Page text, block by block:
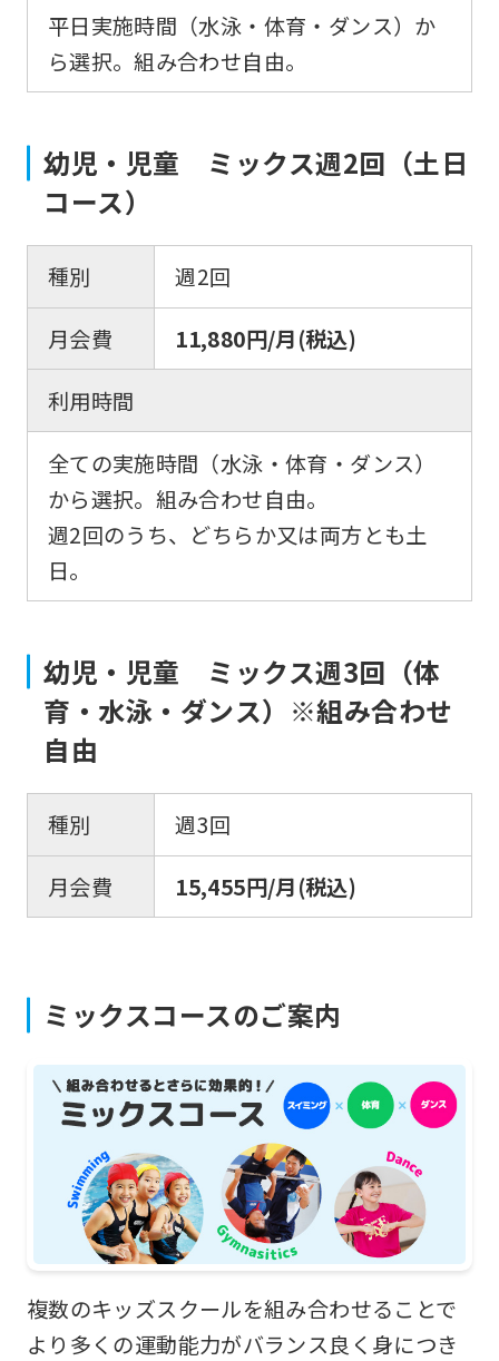
平日実施時間（水泳・体育・ダンス）か
ら選択。組み合わせ自由。
幼児・児童 ミックス週2回（土日
コース）
種別
週2回
月会費
11,880円/月(税込)
利用時間
全ての実施時間（水泳・体育・ダンス）
から選択。組み合わせ自由。
週2回のうち、どちらか又は両方とも土
日。
幼児・児童 ミックス週3回（体
育・水泳・ダンス）※組み合わせ
自由
種別
週3回
月会費
15,455円/月(税込)
ミックスコースのご案内
複数のキッズスクールを組み合わせることで
より多くの運動能力がバランス良く身につき
For
foreigners
Central
website
is
automatically
into
Click
the
(start
translation)
to
return
to
the
top
page.
However,